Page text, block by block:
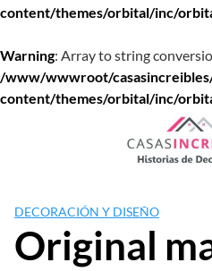
content/themes/orbital/inc/
Warning: Array to string
/www/wwwroot/
content/themes/orbital/inc/
DECORACIÓN Y DISEÑO
Original